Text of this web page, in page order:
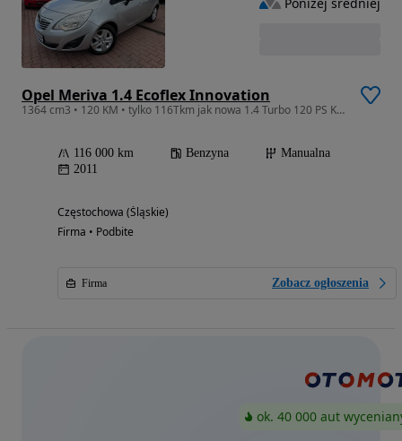
Opel Meriva 1.4 Ecoflex Innovation
1364 cm3 • 120 KM • tylko 116Tkm jak nowa 1.4 Turbo 120 PS Klima z Niemiec
116 000 km Benzyna
Manualna
2011
Częstochowa (Śląskie)
Firma • Podbite
Firma Zobacz ogłoszenia
ok. 40 000 aut